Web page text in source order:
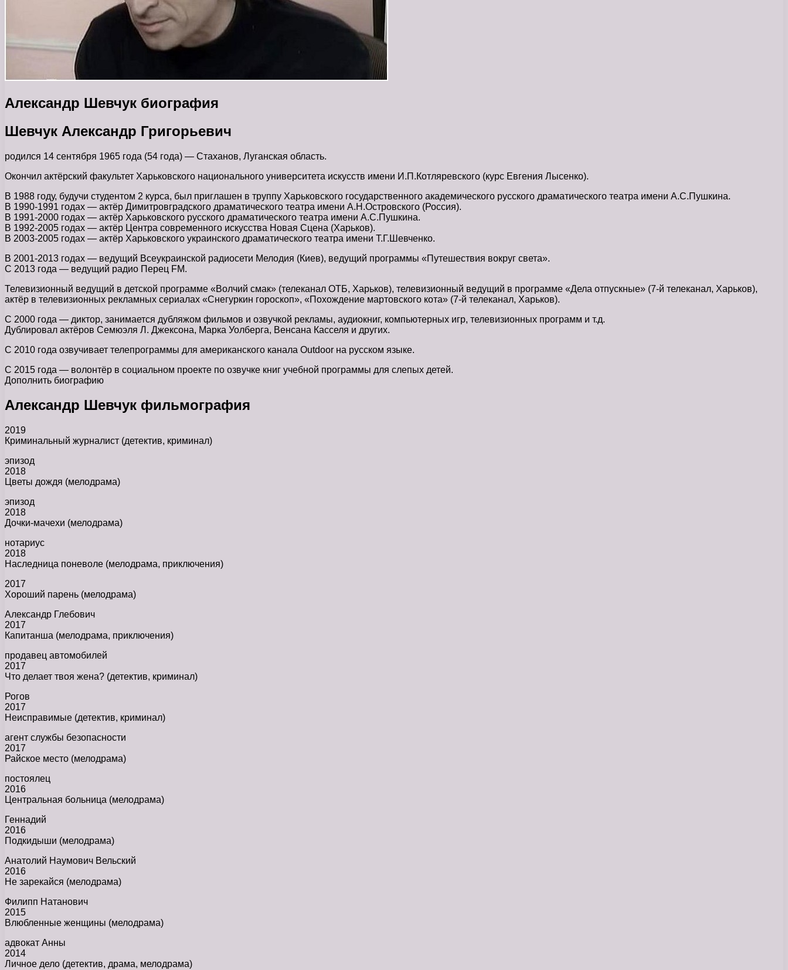
Александр Шевчук биография
Шевчук Александр Григорьевич
родился 14 сентября 1965 года (54 года) — Стаханов, Луганская область.
Окончил актёрский факультет Харьковского национального университета искусств имени И.П.Котляревского (курс Евгения Лысенко).
В 1988 году, будучи студентом 2 курса, был приглашен в труппу Харьковского государственного академического русского драматического театра имени А.С.Пушкина.
В 1990-1991 годах — актёр Димитровградского драматического театра имени А.Н.Островского (Россия).
В 1991-2000 годах — актёр Харьковского русского драматического театра имени А.С.Пушкина.
В 1992-2005 годах — актёр Центра современного искусства Новая Сцена (Харьков).
В 2003-2005 годах — актёр Харьковского украинского драматического театра имени Т.Г.Шевченко.
В 2001-2013 годах — ведущий Всеукраинской радиосети Мелодия (Киев), ведущий программы «Путешествия вокруг света».
С 2013 года — ведущий радио Перец FM.
Телевизионный ведущий в детской программе «Волчий смак» (телеканал ОТБ, Харьков), телевизионный ведущий в программе «Дела отпускные» (7-й телеканал, Харьков),
актёр в телевизионных рекламных сериалах «Снегуркин гороскоп», «Похождение мартовского кота» (7-й телеканал, Харьков).
С 2000 года — диктор, занимается дубляжом фильмов и озвучкой рекламы, аудиокниг, компьютерных игр, телевизионных программ и т.д.
Дублировал актёров Семюэля Л. Джексона, Марка Уолберга, Венсана Касселя и других.
С 2010 года озвучивает телепрограммы для американского канала Outdoor на русском языке.
С 2015 года — волонтёр в социальном проекте по озвучке книг учебной программы для слепых детей.
Дополнить биографию
Александр Шевчук фильмография
2019
Криминальный журналист (детектив, криминал)
эпизод
2018
Цветы дождя (мелодрама)
эпизод
2018
Дочки-мачехи (мелодрама)
нотариус
2018
Наследница поневоле (мелодрама, приключения)
2017
Хороший парень (мелодрама)
Александр Глебович
2017
Капитанша (мелодрама, приключения)
продавец автомобилей
2017
Что делает твоя жена? (детектив, криминал)
Рогов
2017
Неисправимые (детектив, криминал)
агент службы безопасности
2017
Райское место (мелодрама)
постоялец
2016
Центральная больница (мелодрама)
Геннадий
2016
Подкидыши (мелодрама)
Анатолий Наумович Вельский
2016
Не зарекайся (мелодрама)
Филипп Натанович
2015
Влюбленные женщины (мелодрама)
адвокат Анны
2014
Личное дело (детектив, драма, мелодрама)